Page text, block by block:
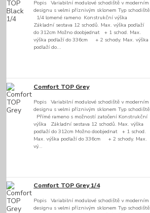
Popis Variabilní modulové schodiště v moderním
designu s velmi příznivým sklonem Typ schodiště
1/4 lomené rameno Konstrukční výška
Základní sestava 12 schodů. Max. výška podlaží
do 312cm Možno doobjednat + 1 schod. Max.
výška podlaží do 336cm + 2 schody. Max. výška
podlaží do...
Comfort TOP Grey
Popis Variabilní modulové schodiště v moderním
designu s velmi příznivým sklonem Typ schodiště
Přímé rameno s možností zatočení Konstrukční
výška Základní sestava 12 schodů. Max. výška
podlaží do 312cm Možno doobjednat + 1 schod.
Max. výška podlaží do 336cm + 2 schody. Max.
vý...
Comfort TOP Grey 1/4
Popis Variabilní modulové schodiště v moderním
designu s velmi příznivým sklonem Typ schodiště